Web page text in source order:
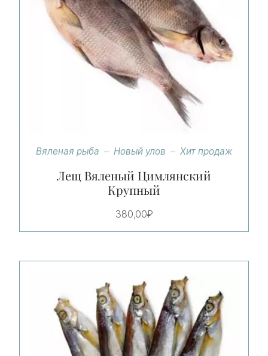
Вяленая рыба Новый улов Хит продаж
Лещ Вяленый Цимлянский
Крупный
380,00₽